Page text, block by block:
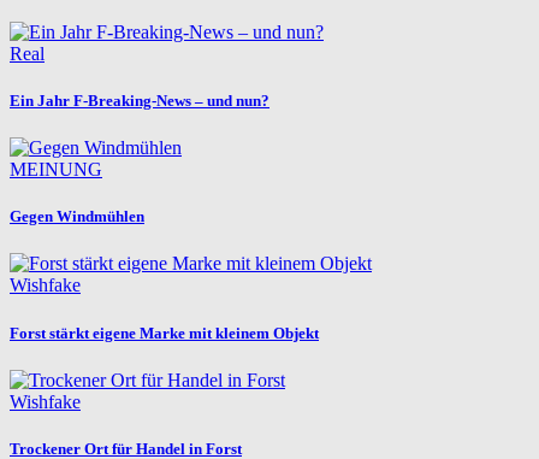
Real
Ein Jahr F-Breaking-News – und nun?
MEINUNG
Gegen Windmühlen
Wishfake
Forst stärkt eigene Marke mit kleinem Objekt
Wishfake
Trockener Ort für Handel in Forst